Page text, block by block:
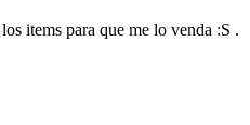
items para que me lo venda :S .